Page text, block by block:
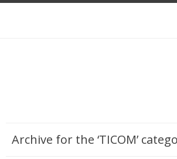
Archive for the ‘TICOM’